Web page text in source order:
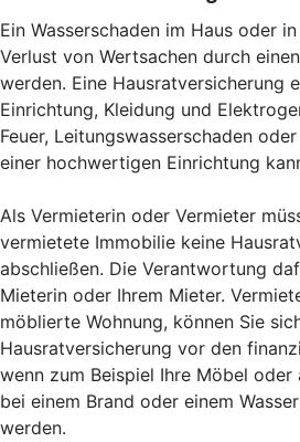
Ein Wasserschaden im Haus oder
Verlust von Wertsachen durch
werden. Eine Hausratversicherung
Einrichtung, Kleidung und
Feuer, Leitungswasserschaden
einer hochwertigen Einrichtung
Als Vermieterin oder Vermieter
vermietete Immobilie keine
abschließen. Die Verantwortung
Mieterin oder Ihrem Mieter.
möblierte Wohnung, können Sie
Hausratversicherung vor den
wenn zum Beispiel Ihre Möbel oder
bei einem Brand oder einem
werden.